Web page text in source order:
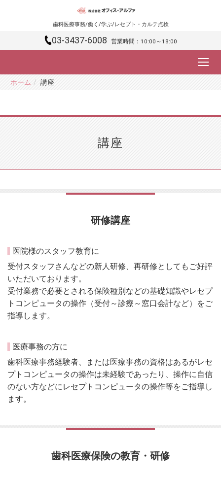
歯科医療事務/働く/学ぶ/レセプト・カルテ点検
03-3437-6008 営業時間：10:00～18:00
ホーム 講座
講座
研修講座
医院様のスタッフ教育に
受付スタッフさんなどの新人研修、再研修としてもご好評
いただいております。
受付業務で必要とされる保険種別などの基礎知識やレセプ
トコンピュータの操作（受付～診療～窓口会計など）をご
指導します。
医療事務の方に
歯科医療事務経験者、または医療事務の資格はあるがレセ
プトコンピュータの操作は未経験であったり、操作に自信
のない方などにレセプトコンピュータの操作等をご指導し
ます。
歯科医療保険の教育・研修